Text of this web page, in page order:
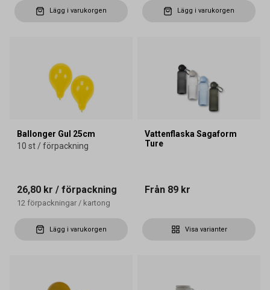
Lägg i varukorgen Lägg i varukorgen
Ballonger Gul 25cm
10 st / förpackning
26,80 kr / förpackning
12 förpackningar / kartong
Lägg i varukorgen
Vattenflaska Sagaform
Ture
Från 89 kr
Visa varianter